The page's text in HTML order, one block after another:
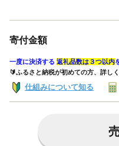
寄付金額
一度に決済する 返礼品数は３つ以内
🔰ふるさと納税が初めての方、詳し
仕組みについて知る